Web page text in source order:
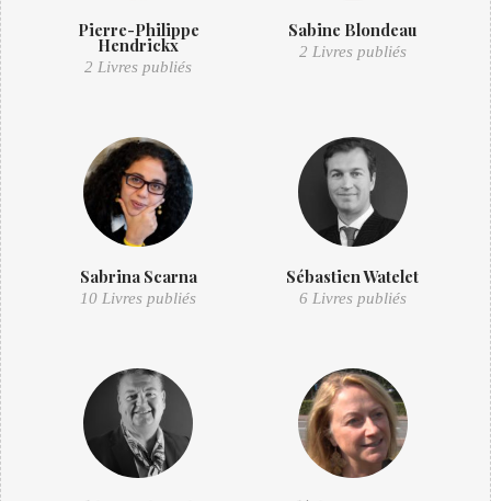
Pierre-Philippe
Hendrickx
2 Livres publiés
Sabine Blondeau
2 Livres publiés
Sabrina Scarna
10 Livres publiés
Sébastien Watelet
6 Livres publiés